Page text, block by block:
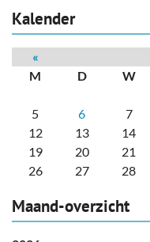
Kalender
«
M
D W
5
6 7
12
13 14
19
20 21
26
27 28
Maand-overzicht